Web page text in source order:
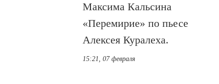
Максима Кальсина
«Перемирие» по пьесе
Алексея Куралеха.
15:21, 07 февраля